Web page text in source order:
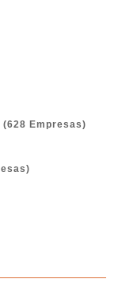
(628 Empresas)